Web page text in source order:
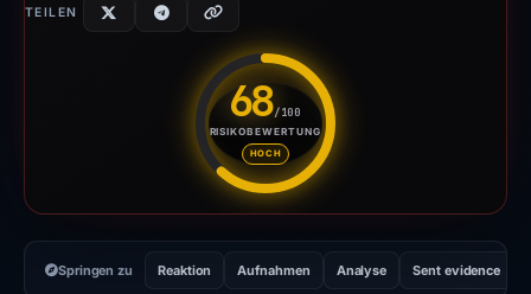
TEILEN
68/100
RISIKOBEWERTUNG
HOCH
Risikobewertung: 68 von
Springen zu Reaktion Aufnahmen Analyse Sent evidence